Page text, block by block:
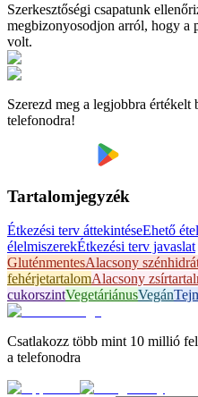
Szerkesztőségi csapatunk
megbizonyosodjon arról, hogy a
volt.
Szerezd meg a legjobbra értékelt
telefonodra!
Tartalomjegyzék
Étkezési terv áttekintéseEhető
élelmiszerekÉtkezési terv javaslat
GluténmentesAlacsony
fehérjetartalomAlacsony
cukorszintVegetáriánusVegán
Csatlakozz több mint 10 millió
a telefonodra